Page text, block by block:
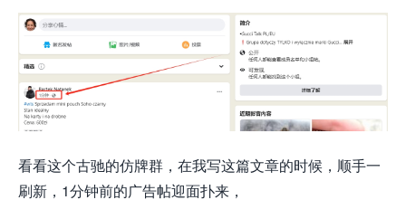
看看这个古驰的仿牌群，在我写这篇文章的时候，顺手一
刷新，1分钟前的广告帖迎面扑来，